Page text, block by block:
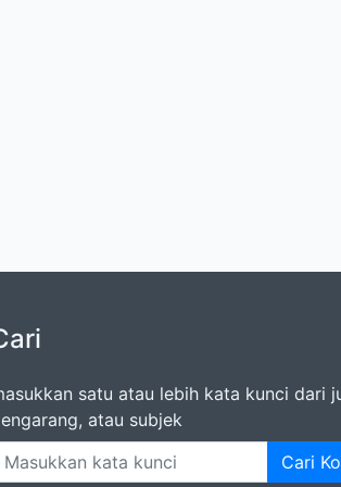
satu atau lebih kata kunci dari
atau subjek
Cari